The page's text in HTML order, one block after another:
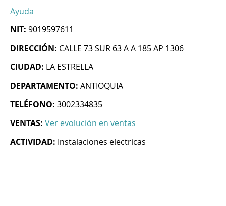
Ayuda
NIT: 9019597611
DIRECCIÓN: CALLE 73 SUR 63 A A 185 AP 1306
CIUDAD: LA ESTRELLA
DEPARTAMENTO: ANTIOQUIA
TELÉFONO: 3002334835
VENTAS: Ver evolución en ventas
ACTIVIDAD: Instalaciones electricas